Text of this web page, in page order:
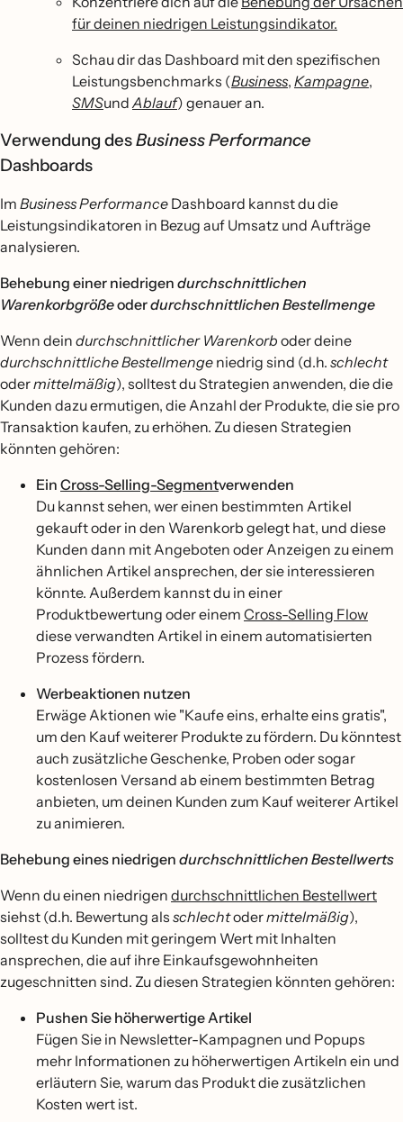
für deinen niedrigen Leistungsindikator.
Schau dir das Dashboard mit den spezifischen
Leistungsbenchmarks (Business, Kampagne,
SMSundAblauf) genauer an.
Verwendung desBusiness Performance
Dashboards
Im Business Performance Dashboard kannst du die
Leistungsindikatoren in Bezug auf Umsatz und Aufträge
analysieren.
Behebung einer niedrigen durchschnittlichen
Warenkorbgrößeoderdurchschnittlichen Bestellmenge
Wenn dein durchschnittlicher Warenkorb oder deine
durchschnittliche Bestellmenge niedrig sind (d.h. schlecht
odermittelmäßig), solltest du Strategien anwenden, die die
Kunden dazu ermutigen, die Anzahl der Produkte, die sie pro
Transaktion kaufen, zu erhöhen. Zu diesen Strategien
könnten gehören:
Ein Cross-Selling-Segmentverwenden
Du kannst sehen, wer einen bestimmten Artikel
gekauft oder in den Warenkorb gelegt hat, und diese
Kunden dann mit Angeboten oder Anzeigen zu einem
ähnlichen Artikel ansprechen, der sie interessieren
könnte. Außerdem kannst du in einer
Produktbewertung oder einem Cross-Selling Flow
diese verwandten Artikel in einem automatisierten
Prozess fördern.
Werbeaktionen nutzen
Erwäge Aktionen wie "Kaufe eins, erhalte eins gratis",
um den Kauf weiterer Produkte zu fördern. Du könntest
auch zusätzliche Geschenke, Proben oder sogar
kostenlosen Versand ab einem bestimmten Betrag
anbieten, um deinen Kunden zum Kauf weiterer Artikel
zu animieren.
Behebung eines niedrigen durchschnittlichen Bestellwerts
Wenn du einen niedrigen durchschnittlichen Bestellwert
siehst (d.h. Bewertung als schlechtodermittelmäßig),
solltest du Kunden mit geringem Wert mit Inhalten
ansprechen, die auf ihre Einkaufsgewohnheiten
zugeschnitten sind. Zu diesen Strategien könnten gehören:
Pushen Sie höherwertige Artikel
Fügen Sie in Newsletter-Kampagnen und Popups
mehr Informationen zu höherwertigen Artikeln ein und
erläutern Sie, warum das Produkt die zusätzlichen
Kosten wert ist.